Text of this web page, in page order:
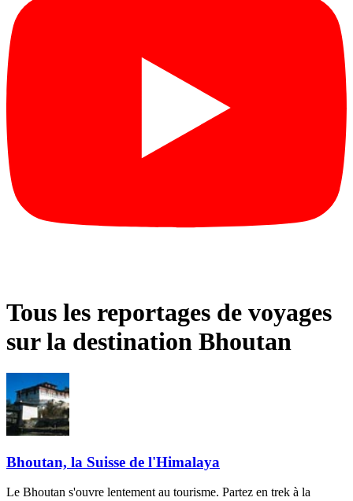
Tous les reportages de voyages
sur la destination Bhoutan
Bhoutan, la Suisse de l'Himalaya
Le Bhoutan s'ouvre lentement au tourisme. Partez en trek à la